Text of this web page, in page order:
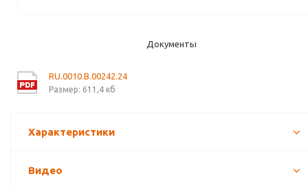
Документы
RU.0010.В.00242.24
Размер: 611,4 кб
Характеристики
Видео